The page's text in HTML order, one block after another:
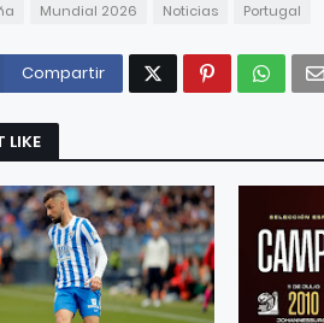
Mundial 2026 Noticias Portugal
Compartir
LIKE